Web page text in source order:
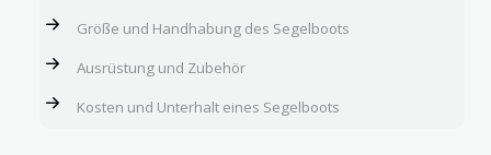
Größe und Handhabung des Segelboots
Ausrüstung und Zubehör
Kosten und Unterhalt eines Segelboots